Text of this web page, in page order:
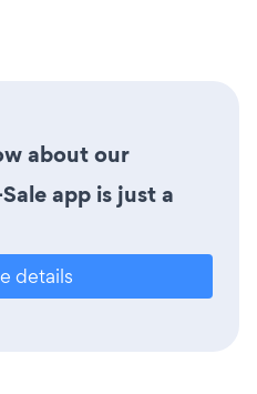
about our
app is just a
details